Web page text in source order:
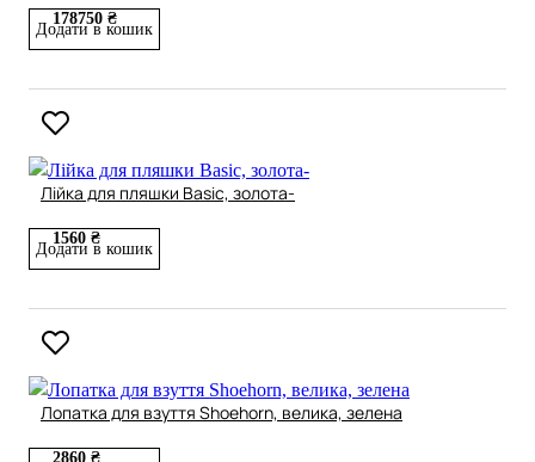
178750 ₴
Додати в кошик
Лійка для пляшки Basic, золота-
1560 ₴
Додати в кошик
Лопатка для взуття Shoehorn, велика, зелена
2860 ₴